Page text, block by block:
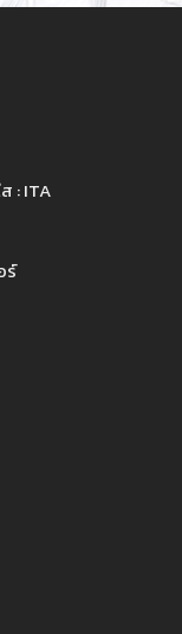
: ITA
ร์